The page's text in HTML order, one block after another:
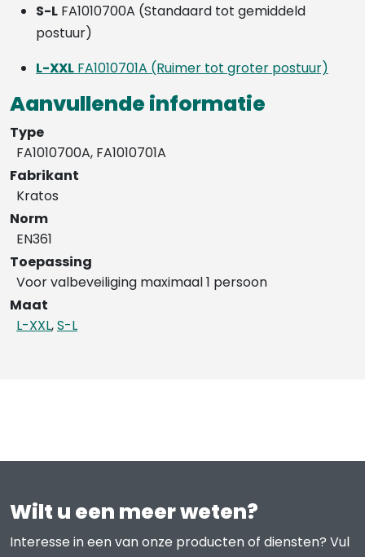
S-L FA1010700A (Standaard tot gemiddeld
postuur)
L-XXL FA1010701A (Ruimer tot groter postuur)
Aanvullende informatie
Type
FA1010700A, FA1010701A
Fabrikant
Kratos
Norm
EN361
Toepassing
Voor valbeveiliging maximaal 1 persoon
Maat
L-XXL,S-L
Wilt u een meer weten?
Interesse in een van onze producten of diensten? Vul